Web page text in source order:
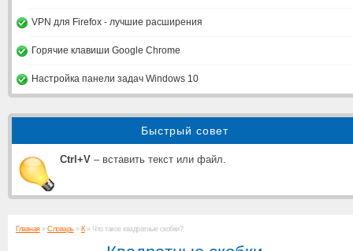
VPN для Firefox - лучшие расширения
Горячие клавиши Google Chrome
Настройка панели задач Windows 10
Быстрый совет
Ctrl+V – вставить текст или файл.
Главная» Словарь» К» Что такое квадратные скобки?